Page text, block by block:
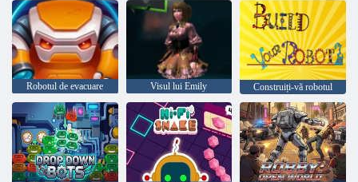
Robotul de evacuare Visul lui Emily Construiți-vă robotul